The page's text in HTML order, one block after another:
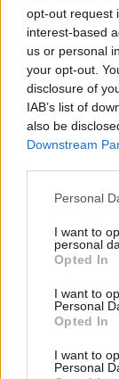
opt-out request
interest-based
us or personal
your opt-out.
disclosure of
IAB’s list of
also be
Downstream
Please note
not limited to
grant or deny
use your data
consent section.
Personal
I want to
personal
Opted In
I want to
Personal
Opted In
I want to
Personal
100.000
2 Σέρρες:
τροχαίο
οδηγός
3 Λένα
για τον
κόρης
Έφυγε
πρώην
Πιο